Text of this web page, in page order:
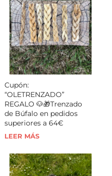
Cupón:
“OLETRENZADO”
REGALO 🐶🎁Trenzado
de Búfalo en pedidos
superiores a 64€
LEER MÁS